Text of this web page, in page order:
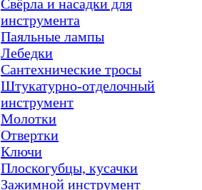
Свёрла и насадки для
инструмента
Паяльные лампы
Лебедки
Сантехнические тросы
Штукатурно-отделочный
инструмент
Молотки
Отвертки
Ключи
Плоскогубцы, кусачки
Зажимной инструмент